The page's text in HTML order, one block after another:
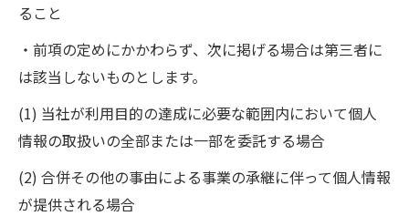
ること
・前項の定めにかかわらず、次に掲げる場合は第三者に
は該当しないものとします。
(1) 当社が利用目的の達成に必要な範囲内において個人
情報の取扱いの全部または一部を委託する場合
(2) 合併その他の事由による事業の承継に伴って個人情報
が提供される場合